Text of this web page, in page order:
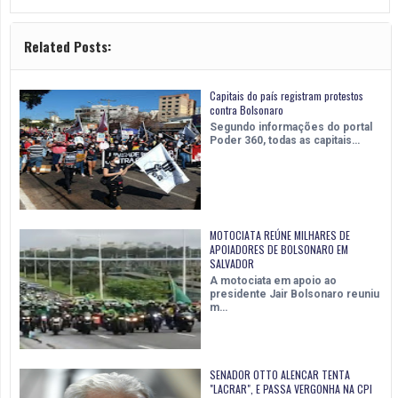
Related Posts:
Capitais do país registram protestos
contra Bolsonaro
Segundo informações do portal
Poder 360, todas as capitais…
MOTOCIATA REÚNE MILHARES DE
APOIADORES DE BOLSONARO EM
SALVADOR
A motociata em apoio ao
presidente Jair Bolsonaro reuniu
m…
SENADOR OTTO ALENCAR TENTA
"LACRAR", E PASSA VERGONHA NA CPI